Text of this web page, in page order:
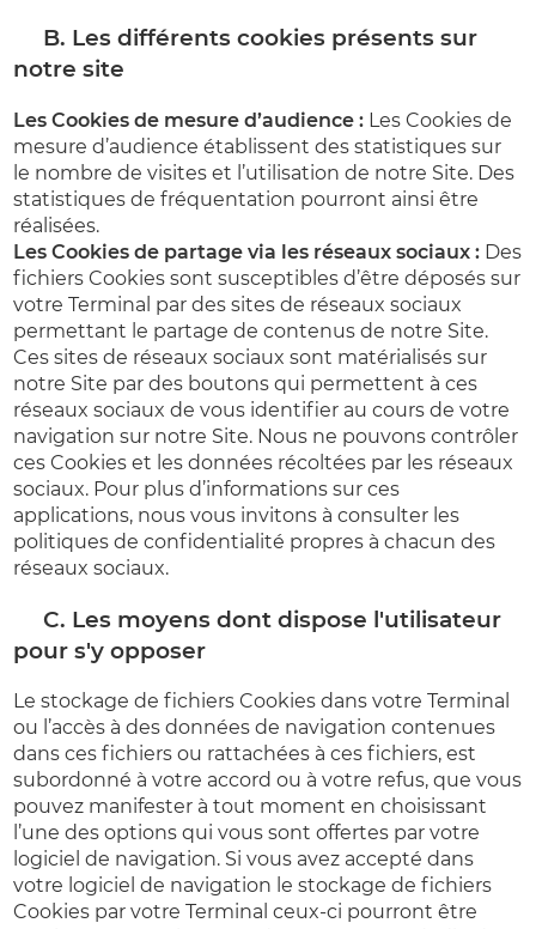
B. Les différents cookies présents sur
notre site
Les Cookies de mesure d’audience : Les Cookies de
mesure d’audience établissent des statistiques sur
le nombre de visites et l’utilisation de notre Site. Des
statistiques de fréquentation pourront ainsi être
réalisées.
Les Cookies de partage via les réseaux sociaux : Des
fichiers Cookies sont susceptibles d’être déposés sur
votre Terminal par des sites de réseaux sociaux
permettant le partage de contenus de notre Site.
Ces sites de réseaux sociaux sont matérialisés sur
notre Site par des boutons qui permettent à ces
réseaux sociaux de vous identifier au cours de votre
navigation sur notre Site. Nous ne pouvons contrôler
ces Cookies et les données récoltées par les réseaux
sociaux. Pour plus d’informations sur ces
applications, nous vous invitons à consulter les
politiques de confidentialité propres à chacun des
réseaux sociaux.
C. Les moyens dont dispose l'utilisateur
pour s'y opposer
Le stockage de fichiers Cookies dans votre Terminal
ou l’accès à des données de navigation contenues
dans ces fichiers ou rattachées à ces fichiers, est
subordonné à votre accord ou à votre refus, que vous
pouvez manifester à tout moment en choisissant
l’une des options qui vous sont offertes par votre
logiciel de navigation. Si vous avez accepté dans
votre logiciel de navigation le stockage de fichiers
Cookies par votre Terminal ceux-ci pourront être